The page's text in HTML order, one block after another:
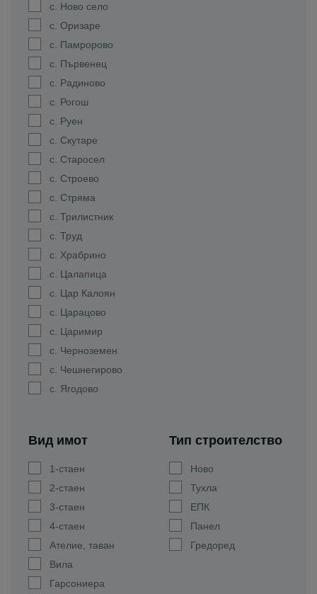
с. Ново село
с. Оризаре
с. Памророво
с. Първенец
с. Радиново
с. Рогош
с. Руен
с. Скутаре
с. Старосел
с. Строево
с. Стряма
с. Трилистник
с. Труд
с. Храбрино
с. Цалапица
с. Цар Калоян
с. Царацово
с. Царимир
с. Черноземен
с. Чешнегирово
с. Ягодово
Вид имот
1-стаен
2-стаен
3-стаен
4-стаен
Ателие, таван
Вила
Гарсониера
Тип строителство
Ново
Тухла
ЕПК
Панел
Гредоред